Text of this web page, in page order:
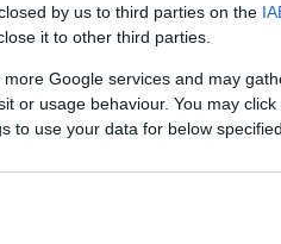
by us to third parties on the
it to other third parties.
Google services and may
or usage behaviour. You may
to use your data for below
πέθανεσε ηλικία
του Φιντέλ Κάστρο